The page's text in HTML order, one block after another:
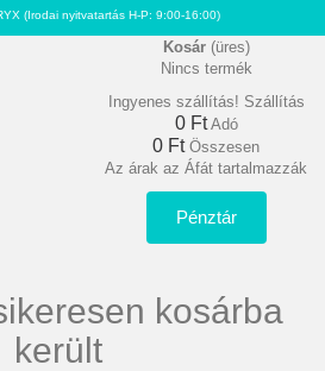
(Irodai nyitvatartás H-P: 9:00-16:00)
Kosár (üres)
Nincs termék
Ingyenes szállítás! Szállítás
0 Ft‎ Adó
0 Ft‎ Összesen
Az árak az Áfát tartalmazzák
Pénztár
kosárba
került